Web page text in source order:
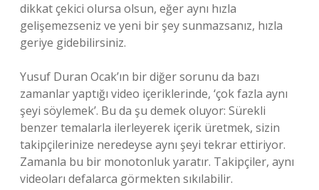
dikkat çekici olursa olsun, eğer aynı hızla
gelişemezseniz ve yeni bir şey sunmazsanız, hızla
geriye gidebilirsiniz.
Yusuf Duran Ocak’ın bir diğer sorunu da bazı
zamanlar yaptığı video içeriklerinde, ‘çok fazla aynı
şeyi söylemek’. Bu da şu demek oluyor: Sürekli
benzer temalarla ilerleyerek içerik üretmek, sizin
takipçilerinize neredeyse aynı şeyi tekrar ettiriyor.
Zamanla bu bir monotonluk yaratır. Takipçiler, aynı
videoları defalarca görmekten sıkılabilir.